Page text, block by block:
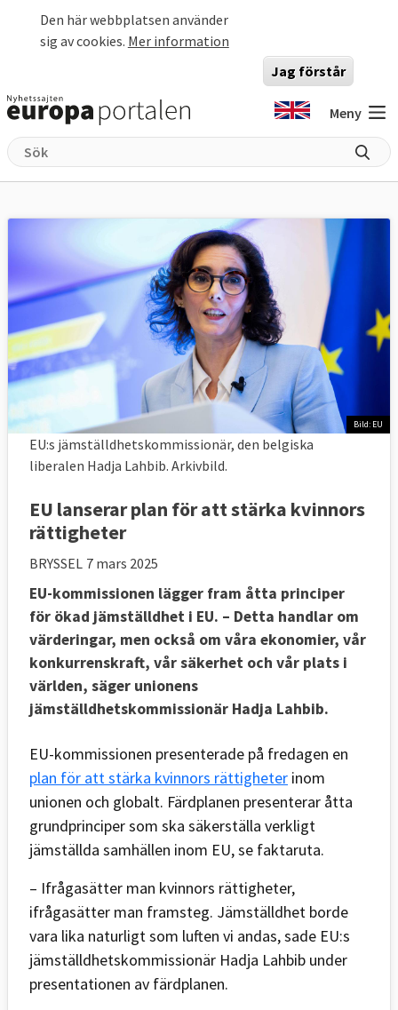
Den här webbplatsen använder
sig av cookies. Mer information
Jag förstår
Meny
Bild: EU
EU:s jämställdhetskommissionär, den belgiska
liberalen Hadja Lahbib. Arkivbild.
EU lanserar plan för att stärka kvinnors
rättigheter
BRYSSEL 7 mars 2025
EU-kommissionen lägger fram åtta principer
för ökad jämställdhet i EU. – Detta handlar om
värderingar, men också om våra ekonomier, vår
konkurrenskraft, vår säkerhet och vår plats i
världen, säger unionens
jämställdhetskommissionär Hadja Lahbib.
EU-kommissionen presenterade på fredagen en
plan för att stärka kvinnors rättigheter inom
unionen och globalt. Färdplanen presenterar åtta
grundprinciper som ska säkerställa verkligt
jämställda samhällen inom EU, se faktaruta.
– Ifrågasätter man kvinnors rättigheter,
ifrågasätter man framsteg. Jämställdhet borde
vara lika naturligt som luften vi andas, sade EU:s
jämställdhetskommissionär Hadja Lahbib under
presentationen av färdplanen.